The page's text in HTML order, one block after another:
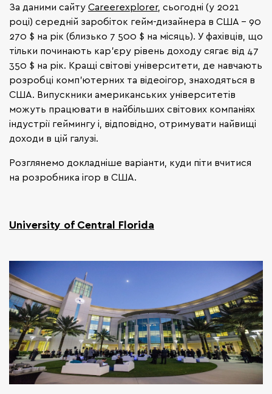
За даними сайту Сareerexplorer, сьогодні (у 2021
році) середній заробіток гейм-дизайнера в США - 90
270 $ на рік (близько 7 500 $ на місяць). У фахівців, що
тільки починають кар'єру рівень доходу сягає від 47
350 $ на рік. Кращі світові університети, де навчають
розробці комп'ютерних та відеоігор, знаходяться в
США. Випускники американських університетів
можуть працювати в найбільших світових компаніях
індустрії геймингу і, відповідно, отримувати найвищі
доходи в цій галузі.
Розглянемо докладніше варіанти, куди піти вчитися
на розробника ігор в США.
University of Central Florida